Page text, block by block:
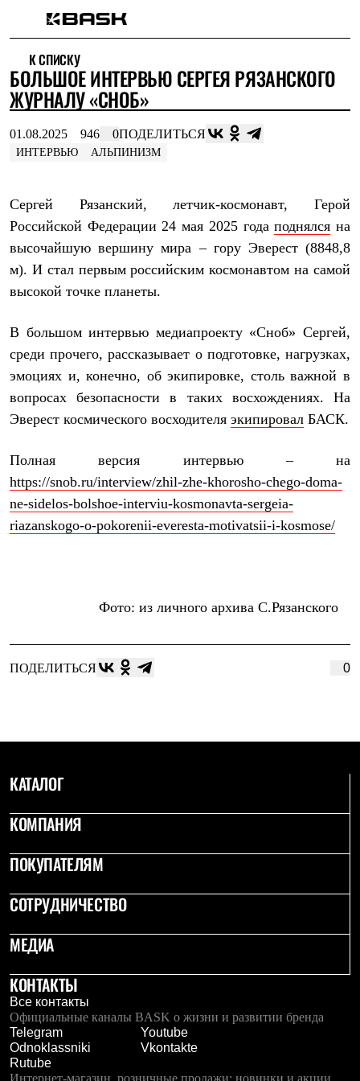
Интернет-магазин
Мужская одежда
Утепленная пухом
Куртки
Жилеты
Комбинезоны
Брюки
Штормовая одежда
Куртки
Брюки
Софтшелл одежда
Куртки
Брюки
Брюки
Жилеты
Термобелье
Теплое термобелье
Среднее термобелье
Легкое термобелье
Лёгкая одежда
Рубашки
Брюки
Шорты
Женская одежда
Утепленная пухом
Штормовая одежда
Софтшелл одежда
Брюки
Термобелье
Среднее термобелье
Флисовая одежда
Куртки
Детская одежда
Утепленная пухом
Комбинезоны
Куртки
Утепленная синтетикой
Комбинезоны
Куртки
Брюки
Лёгкая одежда
Футболки
Толстовки
К СПИСКУ
БОЛЬШОЕ ИНТЕРВЬЮ СЕРГЕЯ РЯЗАНСКОГО
ЖУРНАЛУ «СНОБ»
01.08.2025 946 0ПОДЕЛИТЬСЯ
ИНТЕРВЬЮ АЛЬПИНИЗМ
Сергей Рязанский, летчик-космонавт, Герой
Российской Федерации 24 мая 2025 годаподнялся на
высочайшую вершину мира – гору Эверест (8848,8
м). И стал первым российским космонавтом на самой
высокой точке планеты.
В большом интервью медиапроекту «Сноб» Сергей,
среди прочего, рассказывает о подготовке, нагрузках,
эмоциях и, конечно, об экипировке, столь важной в
вопросах безопасности в таких восхождениях. На
Эверест космического восходителя экипировал БАСК.
Полная версия интервью – на
https://snob.ru/interview/zhil-zhe-khorosho-chego-doma-
ne-sidelos-bolshoe-interviu-kosmonavta-sergeia-
riazanskogo-o-pokorenii-everesta-motivatsii-i-kosmose/
Фото: из личного архива С.Рязанского
ПОДЕЛИТЬСЯ 0
КАТАЛОГ
КОМПАНИЯ
ПОКУПАТЕЛЯМ
СОТРУДНИЧЕСТВО
МЕДИА
КОНТАКТЫ
Все контакты
Официальные каналы BASK о жизни и развитии бренда
Telegram
Youtube
Odnoklassniki
Vkontakte
Rutube
Интернет-магазин, розничные продажи: новинки и акции